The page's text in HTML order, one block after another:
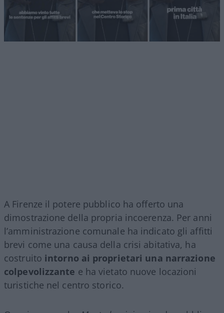
A Firenze il potere pubblico ha offerto una
dimostrazione della propria incoerenza. Per anni
l’amministrazione comunale ha indicato gli affitti
brevi come una causa della crisi abitativa, ha
costruito intorno ai proprietari una narrazione
colpevolizzante e ha vietato nuove locazioni
turistiche nel centro storico.